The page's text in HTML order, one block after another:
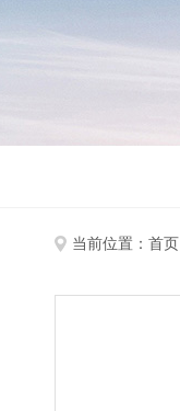
当前位置： 首页